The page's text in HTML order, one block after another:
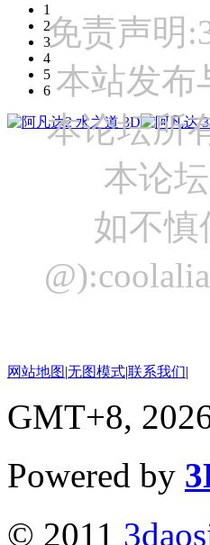
1
2
3
4
5
6
免责声明
本站发布
本论坛所
本论
如不慎
网站地图|无图模式|联系我们|
GMT+8,
Powered by
© 2011